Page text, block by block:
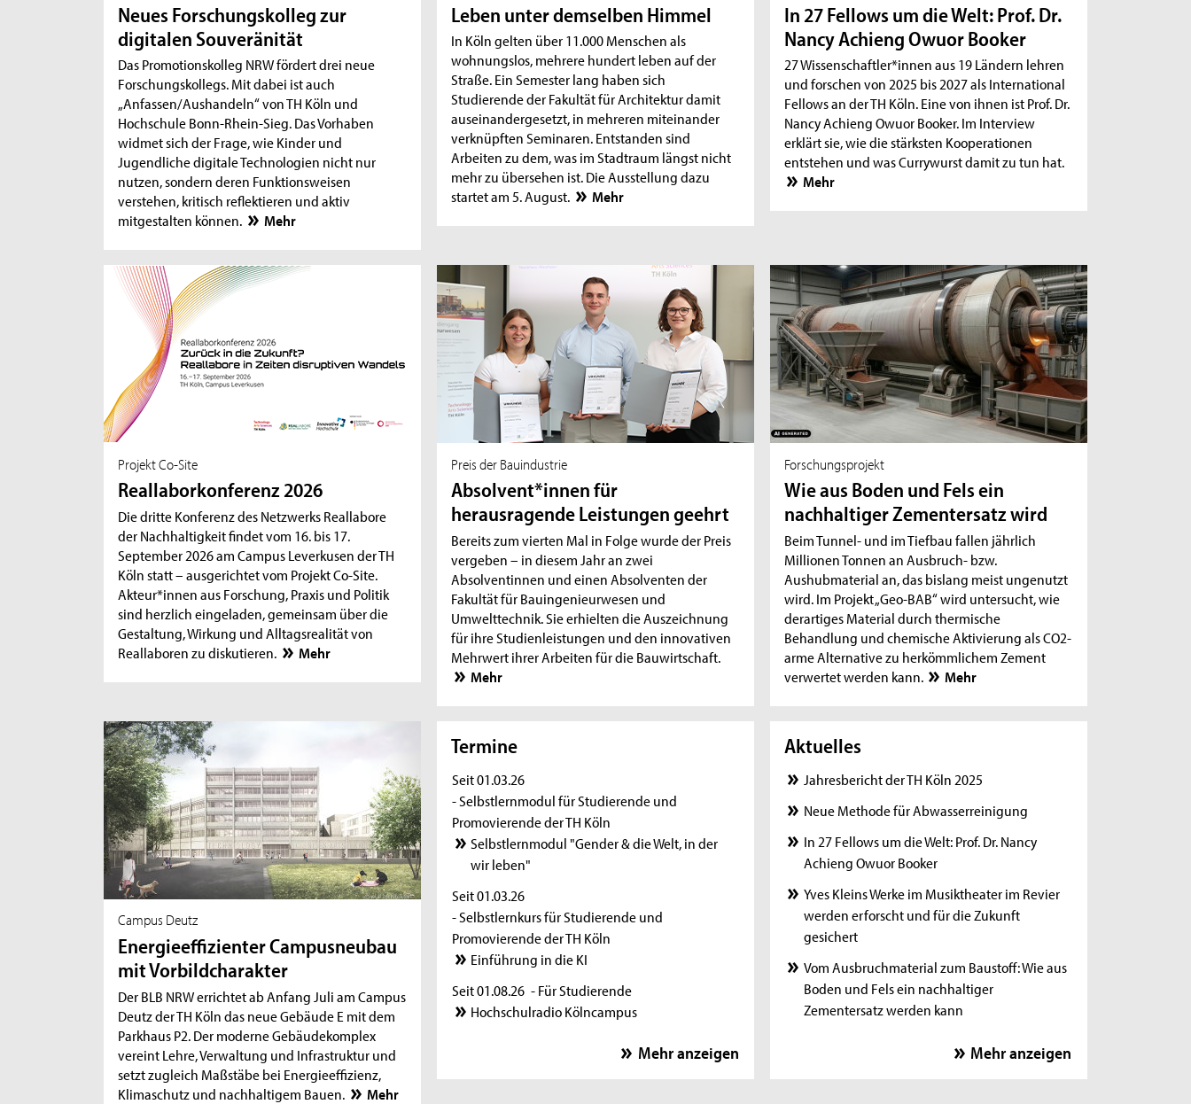
Neues Forschungskolleg zur
digitalen Souveränität
Das Promotionskolleg NRW fördert drei neue
Forschungskollegs. Mit dabei ist auch
„Anfassen/Aushandeln“ von TH Köln und
Hochschule Bonn-Rhein-Sieg. Das Vorhaben
widmet sich der Frage, wie Kinder und
Jugendliche digitale Technologien nicht nur
nutzen, sondern deren Funktionsweisen
verstehen, kritisch reflektieren und aktiv
mitgestalten können.
Mehr
Leben unter demselben Himmel
In Köln gelten über 11.000 Menschen als
wohnungslos, mehrere hundert leben auf der
Straße. Ein Semester lang haben sich
Studierende der Fakultät für Architektur damit
auseinandergesetzt, in mehreren miteinander
verknüpften Seminaren. Entstanden sind
Arbeiten zu dem, was im Stadtraum längst nicht
mehr zu übersehen ist. Die Ausstellung dazu
startet am 5. August.
Mehr
In 27 Fellows um die Welt: Prof. Dr.
Nancy Achieng Owuor Booker
27 Wissenschaftler*innen aus 19 Ländern lehren
und forschen von 2025 bis 2027 als International
Fellows an der TH Köln. Eine von ihnen ist Prof. Dr.
Nancy Achieng Owuor Booker. Im Interview
erklärt sie, wie die stärksten Kooperationen
entstehen und was Currywurst damit zu tun hat.
Mehr
Projekt Co-Site
Reallaborkonferenz 2026
Die dritte Konferenz des Netzwerks Reallabore
der Nachhaltigkeit findet vom 16. bis 17.
September 2026 am Campus Leverkusen der TH
Köln statt – ausgerichtet vom Projekt Co-Site.
Akteur*innen aus Forschung, Praxis und Politik
sind herzlich eingeladen, gemeinsam über die
Gestaltung, Wirkung und Alltagsrealität von
Reallaboren zu diskutieren.
Mehr
Preis der Bauindustrie
Absolvent*innen für
herausragende Leistungen geehrt
Bereits zum vierten Mal in Folge wurde der Preis
vergeben – in diesem Jahr an zwei
Absolventinnen und einen Absolventen der
Fakultät für Bauingenieurwesen und
Umwelttechnik. Sie erhielten die Auszeichnung
für ihre Studienleistungen und den innovativen
Mehrwert ihrer Arbeiten für die Bauwirtschaft.
Mehr
Forschungsprojekt
Wie aus Boden und Fels ein
nachhaltiger Zementersatz wird
Beim Tunnel- und im Tiefbau fallen jährlich
Millionen Tonnen an Ausbruch- bzw.
Aushubmaterial an, das bislang meist ungenutzt
wird. Im Projekt „Geo-BAB“ wird untersucht, wie
derartiges Material durch thermische
Behandlung und chemische Aktivierung als CO2-
arme Alternative zu herkömmlichem Zement
verwertet werden kann.
Mehr
Campus Deutz
Energieeffizienter Campusneubau
mit Vorbildcharakter
Der BLB NRW errichtet ab Anfang Juli am Campus
Deutz der TH Köln das neue Gebäude E mit dem
Parkhaus P2. Der moderne Gebäudekomplex
vereint Lehre, Verwaltung und Infrastruktur und
setzt zugleich Maßstäbe bei Energieeffizienz,
Klimaschutz und nachhaltigem Bauen.
Mehr
Termine
Seit 01.03.26
- Selbstlernmodul für Studierende und
Promovierende der TH Köln
Selbstlernmodul "Gender & die Welt, in der
wir leben"
Seit 01.03.26
- Selbstlernkurs für Studierende und
Promovierende der TH Köln
Einführung in die KI
Seit 01.08.26 - Für Studierende
Hochschulradio Kölncampus
Leben unter demselben Himmel
Mehr anzeigen
Aktuelles
Jahresbericht der TH Köln 2025
Neue Methode für Abwasserreinigung
In 27 Fellows um die Welt: Prof. Dr. Nancy
Achieng Owuor Booker
Yves Kleins Werke im Musiktheater im Revier
werden erforscht und für die Zukunft
gesichert
Vom Ausbruchmaterial zum Baustoff: Wie aus
Boden und Fels ein nachhaltiger
Zementersatz werden kann
Mehr anzeigen